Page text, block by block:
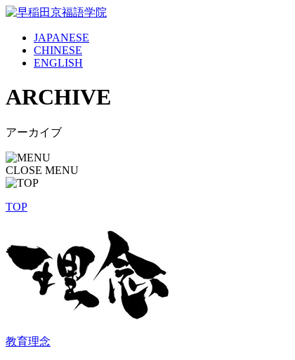
JAPANESE
CHINESE
ENGLISH
ARCHIVE
アーカイブ
CLOSE MENU
TOP
教育理念